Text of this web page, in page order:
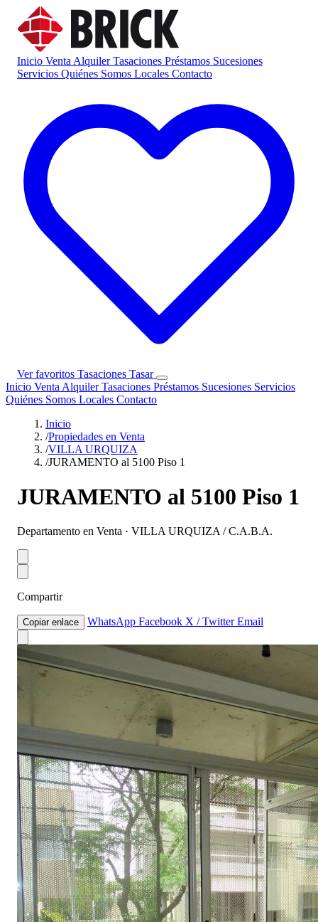
Inicio Venta AlquilerTasaciones Préstamos Sucesiones
Servicios Quiénes Somos Locales Contacto
Ver favoritos Tasaciones Tasar
Inicio Venta AlquilerTasaciones Préstamos Sucesiones Servicios
Quiénes Somos Locales Contacto
Inicio
/Propiedades en Venta
/VILLA URQUIZA
/JURAMENTO al 5100 Piso 1
JURAMENTO al 5100 Piso 1
Departamento en Venta · VILLA URQUIZA / C.A.B.A.
Compartir
Copiar enlace WhatsApp Facebook X / TwitterEmail